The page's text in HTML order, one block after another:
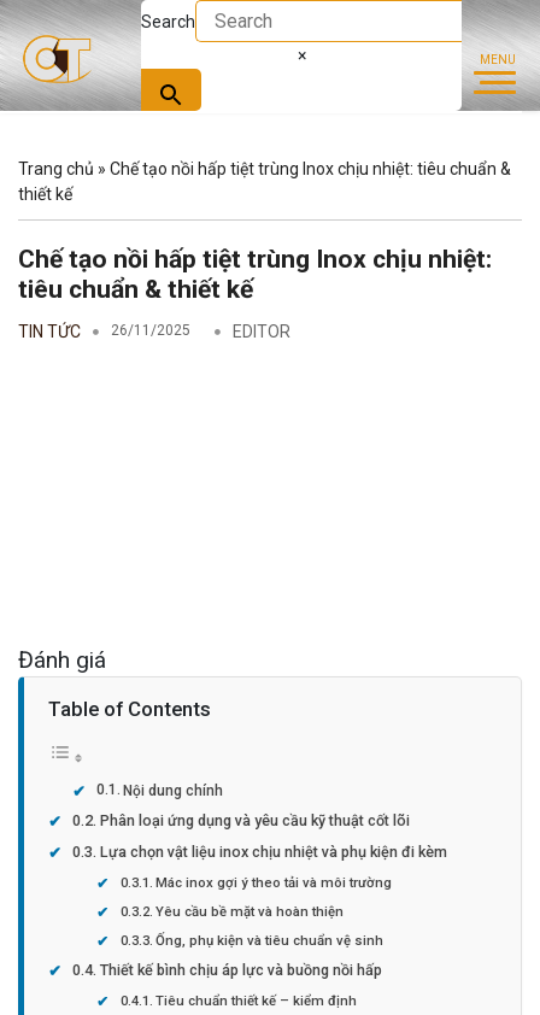
Search
×
Trang chủ » Chế tạo nồi hấp tiệt trùng Inox chịu nhiệt: tiêu chuẩn &
thiết kế
Chế tạo nồi hấp tiệt trùng Inox chịu nhiệt:
tiêu chuẩn & thiết kế
TIN TỨC 26/11/2025 EDITOR
Đánh giá
Table of Contents
Nội dung chính
Phân loại ứng dụng và yêu cầu kỹ thuật cốt lõi
Lựa chọn vật liệu inox chịu nhiệt và phụ kiện đi kèm
Mác inox gợi ý theo tải và môi trường
Yêu cầu bề mặt và hoàn thiện
Ống, phụ kiện và tiêu chuẩn vệ sinh
Thiết kế bình chịu áp lực và buồng nồi hấp
Tiêu chuẩn thiết kế – kiểm định